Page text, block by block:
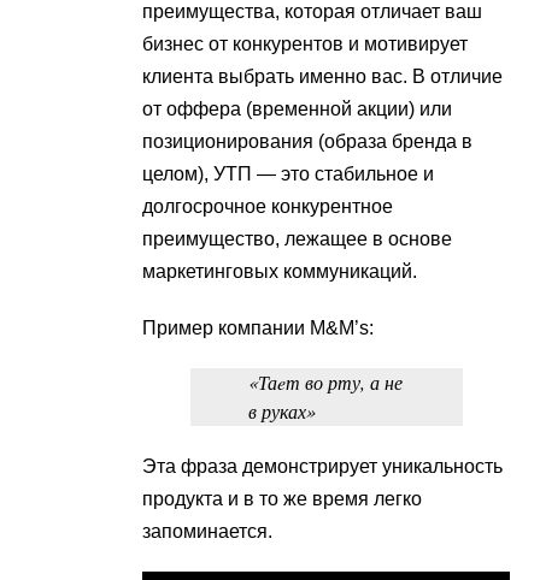
преимущества, которая отличает ваш
бизнес от конкурентов и мотивирует
клиента выбрать именно вас. В отличие
от оффера (временной акции) или
позиционирования (образа бренда в
целом), УТП — это стабильное и
долгосрочное конкурентное
преимущество, лежащее в основе
маркетинговых коммуникаций.
Пример компании M&M’s:
«Таeт во рту, а не
в руках»
Эта фраза демонстрирует уникальность
продукта и в то же время легко
запоминается.